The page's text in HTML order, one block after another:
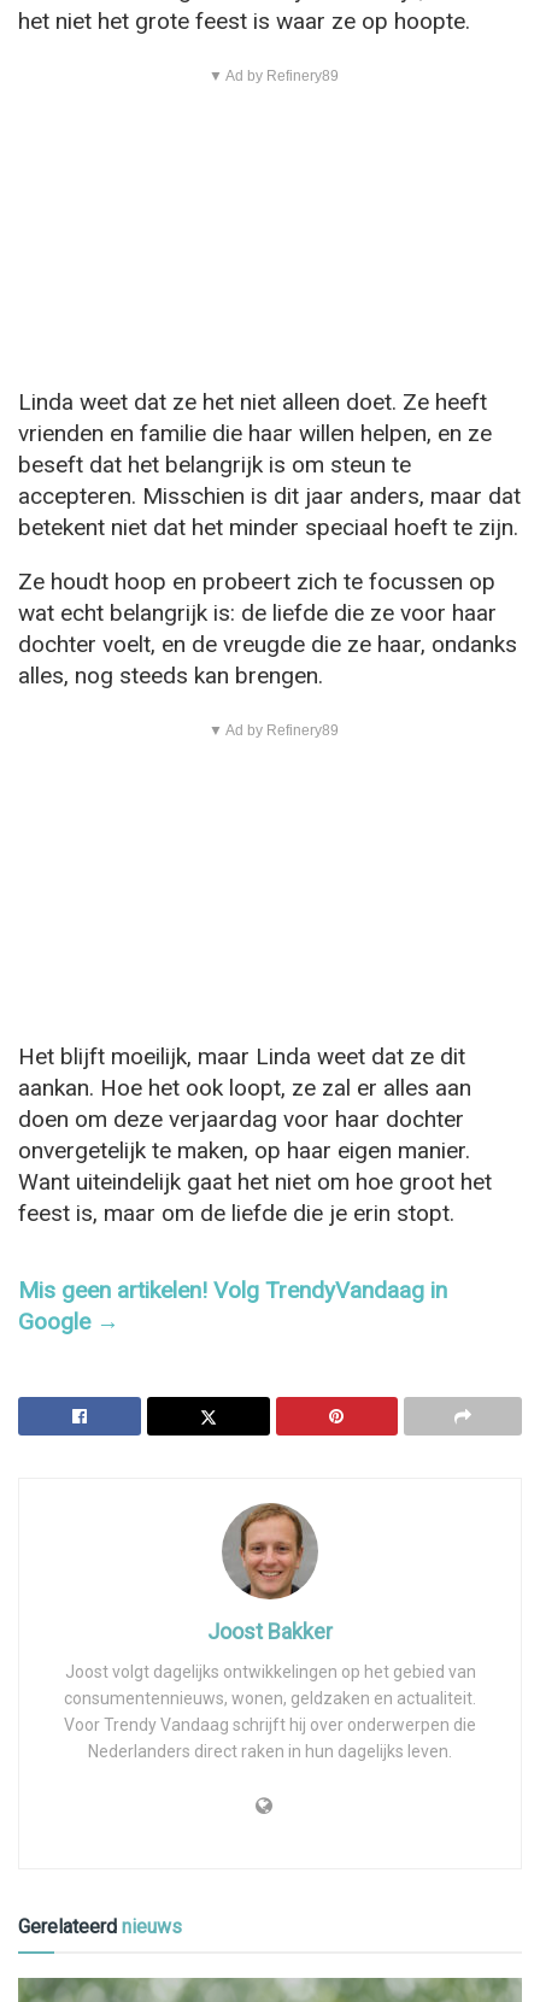
het niet het grote feest is waar ze op hoopte.
▼ Ad by Refinery89
Linda weet dat ze het niet alleen doet. Ze heeft
vrienden en familie die haar willen helpen, en ze
beseft dat het belangrijk is om steun te
accepteren. Misschien is dit jaar anders, maar dat
betekent niet dat het minder speciaal hoeft te zijn.
Ze houdt hoop en probeert zich te focussen op
wat echt belangrijk is: de liefde die ze voor haar
dochter voelt, en de vreugde die ze haar, ondanks
alles, nog steeds kan brengen.
▼ Ad by Refinery89
Het blijft moeilijk, maar Linda weet dat ze dit
aankan. Hoe het ook loopt, ze zal er alles aan
doen om deze verjaardag voor haar dochter
onvergetelijk te maken, op haar eigen manier.
Want uiteindelijk gaat het niet om hoe groot het
feest is, maar om de liefde die je erin stopt.
Mis geen artikelen! Volg TrendyVandaag in
Google →
Joost Bakker
Joost volgt dagelijks ontwikkelingen op het gebied van
consumentennieuws, wonen, geldzaken en actualiteit.
Voor Trendy Vandaag schrijft hij over onderwerpen die
Nederlanders direct raken in hun dagelijks leven.
Gerelateerd nieuws